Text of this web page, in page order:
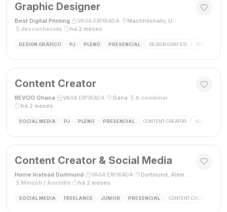
Graphic Designer
Best Digital Printing VAGA EXPIRADA Machhlishahr, Uttar Pradesh, Índia
desconhecido
há 2 meses
DESIGN GRÁFICO PJ PLENO PRESENCIAL DESIGN GRÁFICO PHOTOSHOP
Content Creator
REVOO Ghana VAGA EXPIRADA Gana A combinar·
há 2 meses
SOCIAL MEDIA PJ PLENO PRESENCIAL CONTENT CREATOR SOCIAL MEDIA
Content Creator & Social Media
Home Instead Dortmund VAGA EXPIRADA Dortmund, Alemanha
Minijob / Aushilfe
há 2 meses
SOCIAL MEDIA FREELANCE JÚNIOR PRESENCIAL CONTENT CREATOR